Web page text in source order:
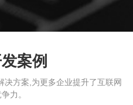
案例
方案,为更多企业提升了互联网
力。